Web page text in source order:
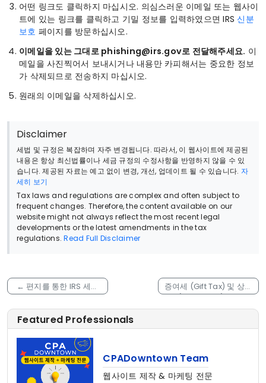
어떤 링크도 클릭하지 마십시오. 의심스러운 이메일 또는 웹사이
트에 있는 링크를 클릭하고 기밀 정보를 입력하였으면 IRS 신분
보호 페이지를 방문하십시오.
이메일을 있는 그대로 phishing@irs.gov로 전달해주세요. 이
메일을 사진찍어서 보내시거나 내용만 카피해서는 중요한 정보
가 삭제되므로 전송하지 마십시오.
원래의 이메일을 삭제하십시오.
Disclaimer
세법 및 규정은 복잡하며 자주 변경됩니다. 따라서, 이 웹사이트에 제공된
내용은 항상 최신법률이나 세금 규정의 수정사항을 반영하지 않을 수 있
습니다. 제공된 자료는 예고 없이 변경, 개선, 업데이트 될 수 있습니다. 자
세히 보기
Tax laws and regulations are complex and often subject to
frequent changes. Therefore, the content available on our
website might not always reflect the most recent legal
developments or the latest amendments in the tax
regulations.Read Full Disclaimer
← 편지를 통한 IRS 세금
관련 스캠
증여세 (Gift Tax) 및 상속
세 (Estate Tax) 요율표
→
Featured Professionals
CPADowntown Team
웹사이트 제작 & 마케팅 전문